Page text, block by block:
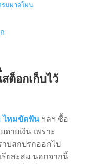
รมผาดโผน
ต็อกเก็บไว้
ไหมขัดฟันฯลฯ ซื้อ
ดายเงิน เพราะ
บสกปรกออกไป
รียสะสม นอกจากนี้